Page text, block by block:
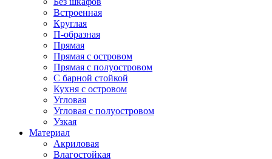
Встроенная
Круглая
П-образная
Прямая
Прямая с островом
Прямая с полуостровом
С барной стойкой
Кухня с островом
Угловая
Угловая с полуостровом
Узкая
Материал
Акриловая
Влагостойкая